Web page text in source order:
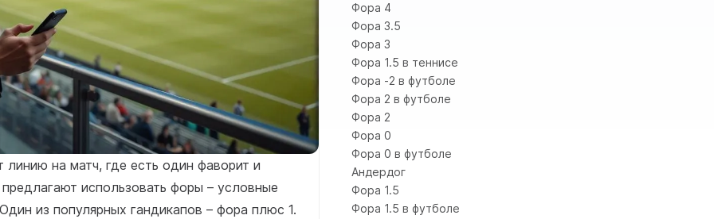
на матч, где есть один фаворит и
использовать форы – условные
из популярных гандикапов – фора плюс 1.
Фора 4
Фора 3.5
Фора 3
Фора 1.5 в теннисе
Фора -2 в футболе
Фора 2 в футболе
Фора 2
Фора 0
Фора 0 в футболе
Андердог
Фора 1.5
Фора 1.5 в футболе